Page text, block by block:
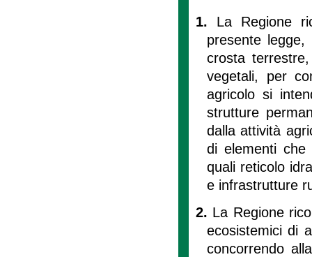
1. La Regione
presente legge,
crosta
vegetali, per
agricolo si
strutture
dalla attività
di elementi che
quali reticolo
e infrastrutture
2. La Regione
ecosistemici di
concorrendo